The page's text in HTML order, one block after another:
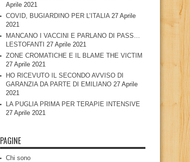
Aprile 2021
COVID, BUGIARDINO PER L’ITALIA 27 Aprile
2021
MANCANO I VACCINI E PARLANO DI PASS…
LESTOFANTI 27 Aprile 2021
ZONE CROMATICHE E IL BLAME THE VICTIM
27 Aprile 2021
HO RICEVUTO IL SECONDO AVVISO DI
GARANZIA DA PARTE DI EMILIANO 27 Aprile
2021
LA PUGLIA PRIMA PER TERAPIE INTENSIVE
27 Aprile 2021
PAGINE
Chi sono